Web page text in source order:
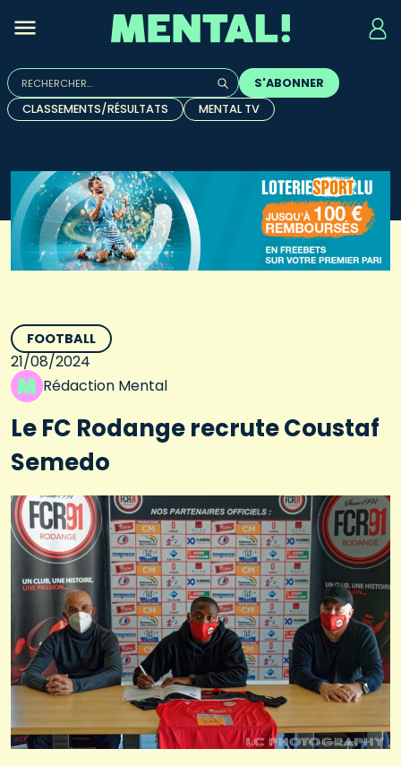
Rechercher :
Quand les résultats de l'auto-complétion sont
S'ABONNER
CLASSEMENTS/RÉSULTATS
MENTAL TV
FOOTBALL
21/08/2024
Rédaction Mental
Le FC Rodange recrute Coustaf
Semedo